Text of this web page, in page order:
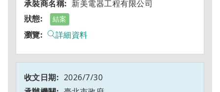
新美電器工程有限公司
結案
詳細資料
2026/7/30